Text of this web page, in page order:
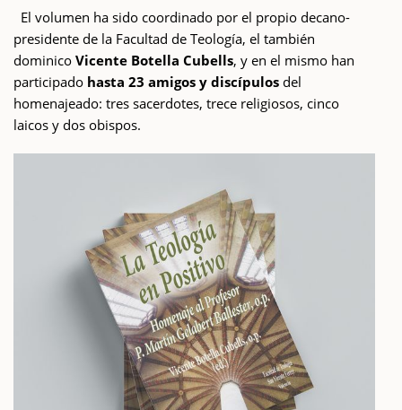
El volumen ha sido coordinado por el propio decano-
presidente de la Facultad de Teología, el también
dominico Vicente Botella Cubells, y en el mismo han
participado hasta 23 amigos y discípulos del
homenajeado: tres sacerdotes, trece religiosos, cinco
laicos y dos obispos.